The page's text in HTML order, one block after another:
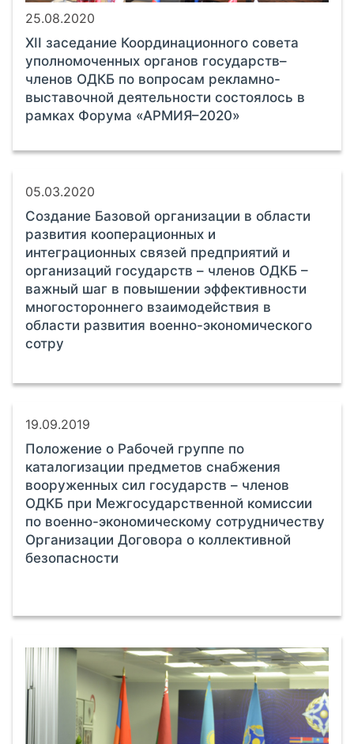
25.08.2020
XII заседание Координационного совета
уполномоченных органов государств–
членов ОДКБ по вопросам рекламно-
выставочной деятельности состоялось в
рамках Форума «АРМИЯ–2020»
05.03.2020
Создание Базовой организации в области
развития кооперационных и
интеграционных связей предприятий и
организаций государств – членов ОДКБ –
важный шаг в повышении эффективности
многостороннего взаимодействия в
области развития военно-экономического
сотру
19.09.2019
Положение о Рабочей группе по
каталогизации предметов снабжения
вооруженных сил государств – членов
ОДКБ при Межгосударственной комиссии
по военно-экономическому сотрудничеству
Организации Договора о коллективной
безопасности